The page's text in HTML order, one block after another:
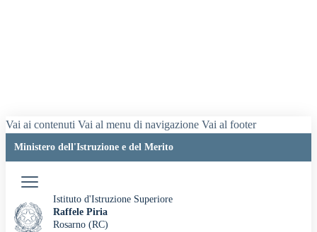
Vai ai contenuti Vai al menu di navigazione Vai al footer
Ministero dell'Istruzione e del Merito
Istituto d'Istruzione Superiore
Raffele Piria
Rosarno (RC)